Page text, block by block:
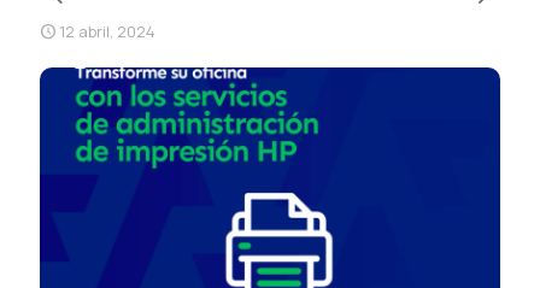
12 abril, 2024